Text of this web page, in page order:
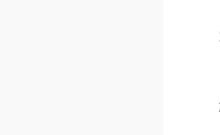
1.
2.